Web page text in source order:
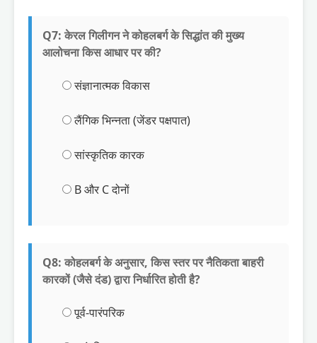
Q7: केरल गिलीगन ने कोहलबर्ग के सिद्धांत की मुख्य
आलोचना किस आधार पर की?
संज्ञानात्मक विकास
लैंगिक भिन्नता (जेंडर पक्षपात)
सांस्कृतिक कारक
B और C दोनों
Q8: कोहलबर्ग के अनुसार, किस स्तर पर नैतिकता बाहरी
कारकों (जैसे दंड) द्वारा निर्धारित होती है?
पूर्व-पारंपरिक